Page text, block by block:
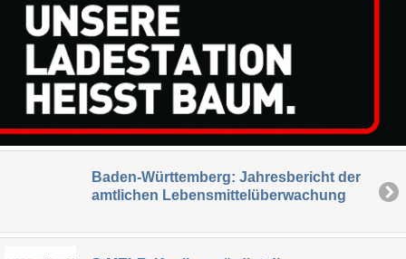
Baden-Württemberg: Jahresbericht der
amtlichen Lebensmittelüberwachung